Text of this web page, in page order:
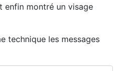
enfin montré un visage
technique les messages